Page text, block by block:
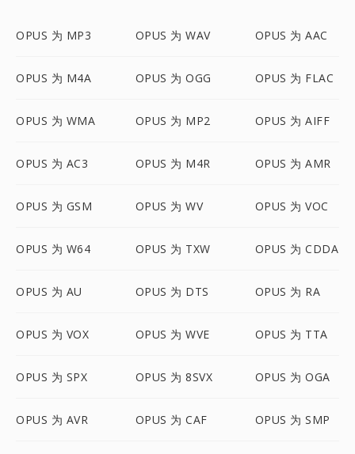
OPUS 为 MP3 OPUS 为 WAV OPUS 为 AAC
OPUS 为 M4A OPUS 为 OGG OPUS 为 FLAC
OPUS 为 WMA OPUS 为 MP2 OPUS 为 AIFF
OPUS 为 AC3 OPUS 为 M4R OPUS 为 AMR
OPUS 为 GSM OPUS 为 WV OPUS 为 VOC
OPUS 为 W64 OPUS 为 TXW OPUS 为 CDDA
OPUS 为 AU OPUS 为 DTS OPUS 为 RA
OPUS 为 VOX OPUS 为 WVE OPUS 为 TTA
OPUS 为 SPX OPUS 为 8SVX OPUS 为 OGA
OPUS 为 AVR OPUS 为 CAF OPUS 为 SMP